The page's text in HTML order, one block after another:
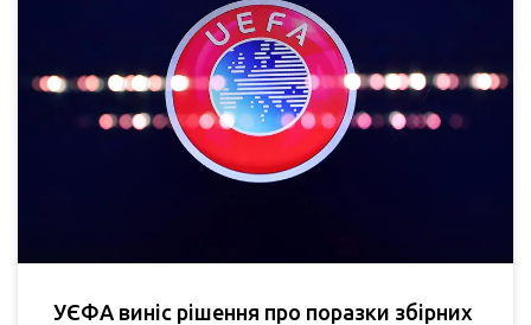
УЄФА виніс рішення про поразки збірних